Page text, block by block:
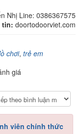
Nhị Line: 0386367575
tin: doortodoorviet.com
chơi, trẻ em
giá
viên chính thức